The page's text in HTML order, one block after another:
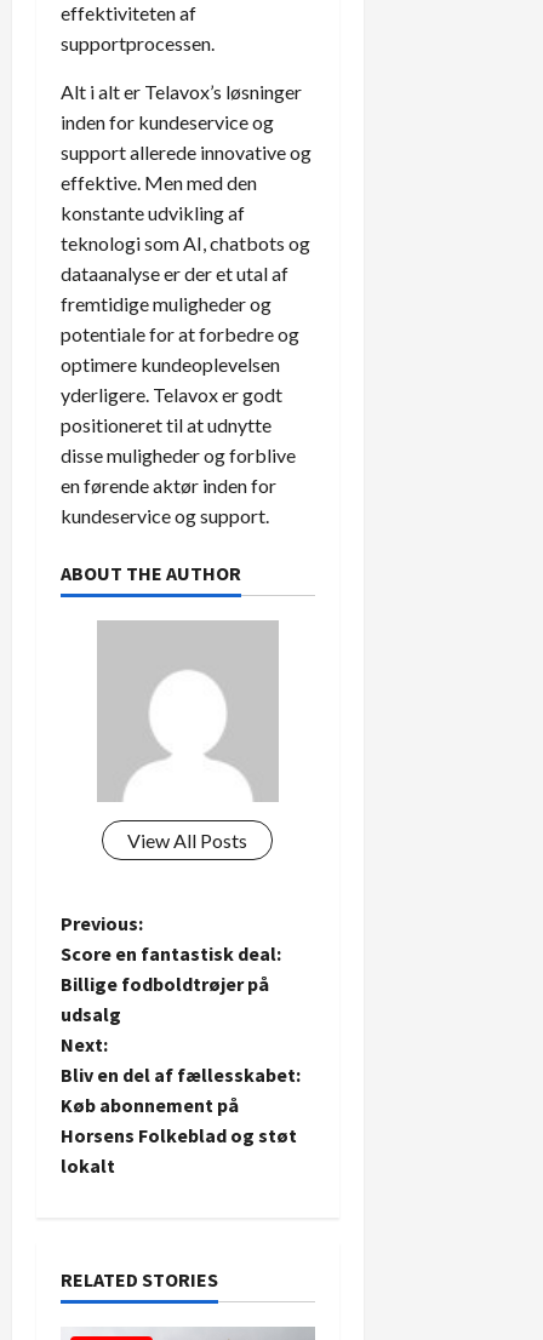
effektiviteten af
supportprocessen.
Alt i alt er Telavox’s løsninger
inden for kundeservice og
support allerede innovative og
effektive. Men med den
konstante udvikling af
teknologi som AI, chatbots og
dataanalyse er der et utal af
fremtidige muligheder og
potentiale for at forbedre og
optimere kundeoplevelsen
yderligere. Telavox er godt
positioneret til at udnytte
disse muligheder og forblive
en førende aktør inden for
kundeservice og support.
ABOUT THE AUTHOR
View All Posts
P
o
s
t
n
a
i
Previous:
Score en fantastisk deal:
Billige fodboldtrøjer på
udsalg
Next:
Bliv en del af fællesskabet:
Køb abonnement på
Horsens Folkeblad og støt
lokalt
RELATED STORIES